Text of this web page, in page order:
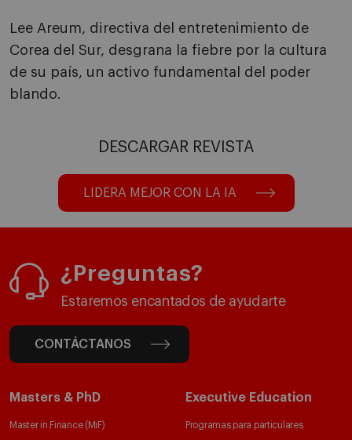
Lee Areum, directiva del entretenimiento de
Corea del Sur, desgrana la fiebre por la cultura
de su país, un activo fundamental del poder
blando.
DESCARGAR REVISTA
LIDERA MEJOR CON LA IA
¿Preguntas?
Estaremos encantados de ayudarte
CONTÁCTANOS
Masters & PhD
Master in Finance (MiF)
Executive Education
Programas para particulares